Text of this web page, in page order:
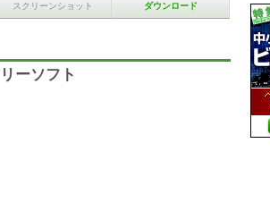
スクリーンショット ダウンロード
ーソフト